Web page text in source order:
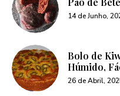
14 de Junho,
Bolo de
Húmido,
26 de Abril,